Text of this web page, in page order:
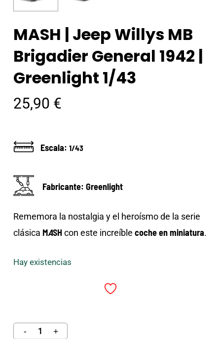
MASH | Jeep Willys MB
Brigadier General 1942 |
Greenlight 1/43
25,90 €
Escala: 1/43
Fabricante: Greenlight
Rememora la nostalgia y el heroísmo de la serie
clásica MASHcon este increíble coche en miniatura.
Hay existencias